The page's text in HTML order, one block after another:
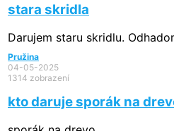
stara skridla
Darujem staru skridlu.
Pružina
04-05-2025
1314 zobrazení
kto daruje sporák na